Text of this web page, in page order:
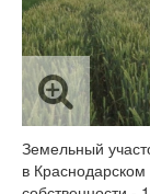
Земельный
в